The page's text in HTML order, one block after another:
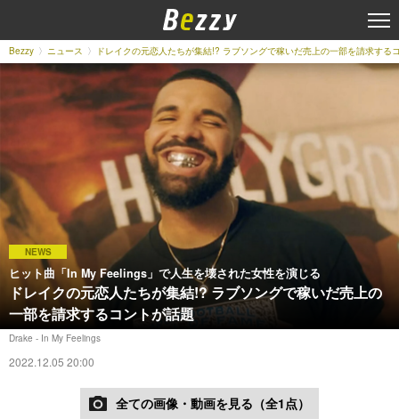
Bezzy ニュース ドレイクの元恋人たちが集結!? ラブソングで稼いだ売上の一部を請求する
NEWS
ヒット曲「In My Feelings」で人生を壊された女性を演じる
ドレイクの元恋人たちが集結!? ラブソングで稼いだ売上の
一部を請求するコントが話題
Drake - In My Feelings
2022.12.05 20:00
全ての画像・動画を見る（全1点）